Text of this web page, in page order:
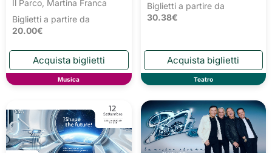
Il Parco, Martina Franca
Biglietti a partire da
20.00€
Musica
Biglietti a partire da
30.38€
Teatro